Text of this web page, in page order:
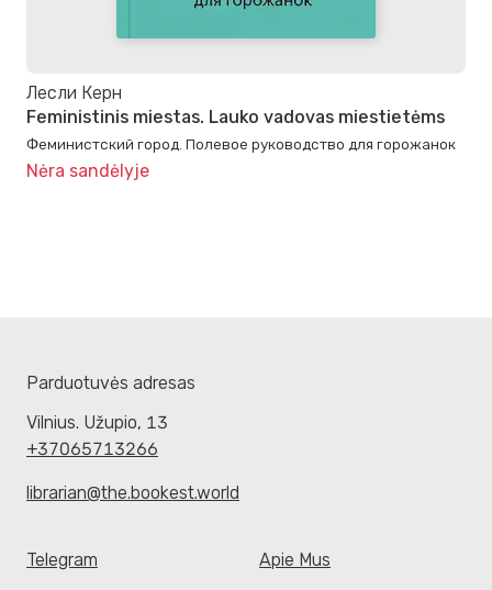
Лесли Керн
Feministinis miestas. Lauko vadovas miestietėms
Феминистский город. Полевое руководство для горожанок
Nėra sandėlyje
Parduotuvės adresas
Vilnius. Užupio, 13
+37065713266
librarian@the.bookest.world
Telegram Apie Mus